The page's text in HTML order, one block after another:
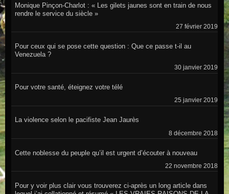
Monique Pinçon-Charlot : « Les gilets jaunes sont en train de nous
rendre le service du siècle »
27 février 2019
Pour ceux qui se pose cette question : Que ce passe t-il au
Venezuela ?
30 janvier 2019
Pour votre santé, éteignez votre télé
25 janvier 2019
La violence selon le pacifiste Jean Jaurès
8 décembre 2018
Cette noblesse du peuple qu’il est urgent d’écouter à nouveau
22 novembre 2018
Pour y voir plus clair vous trouverez ci-après un long article dans